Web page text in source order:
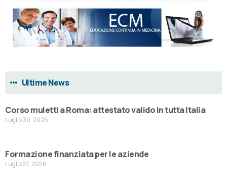
Ultime News
Corso muletti a Roma: attestato valido in tutta Italia
Luglio 30, 2026
Formazione finanziata per le aziende
Luglio 27, 2026